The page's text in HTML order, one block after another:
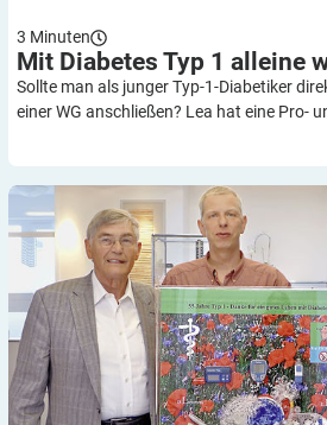
3 Minuten
Mit Diabetes Typ 1 alleine
Sollte man als junger Typ-1-Diabetiker
einer WG anschließen? Lea hat eine Pro-
Statt 40 bald zweimal 40